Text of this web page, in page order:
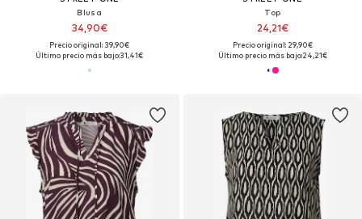
Blusa
34,90€
Precio original: 39,90€
Último precio más bajo:31,41€
Top
24,21€
Precio original: 29,90€
Último precio más bajo:24,21€